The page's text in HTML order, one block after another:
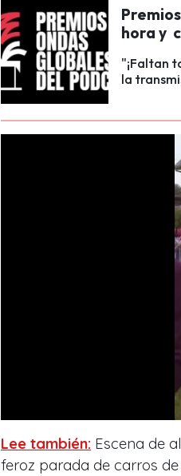
hora y
"¡Faltan
la
Lee también: Escena de
feroz parada de carros